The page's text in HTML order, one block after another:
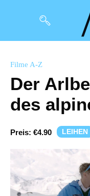
So
Filme A-Z
Der
des
Preis: €4.90 LEIHEN